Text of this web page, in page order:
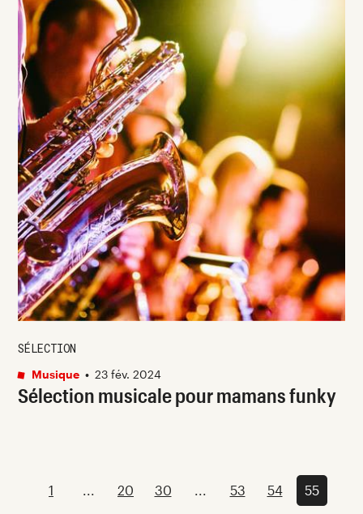
Sélection musicale pour mamans funky
SÉLECTION
Musique • 23 fév. 2024
1 ... 20 30 ... 53 54 55